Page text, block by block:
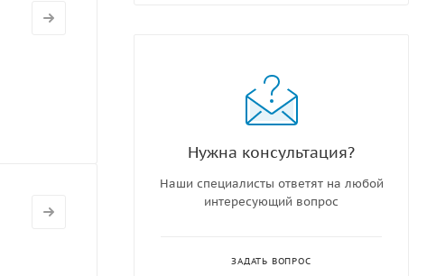
Нужна консультация?
Наши специалисты ответят на любой
интересующий вопрос
ЗАДАТЬ ВОПРОС